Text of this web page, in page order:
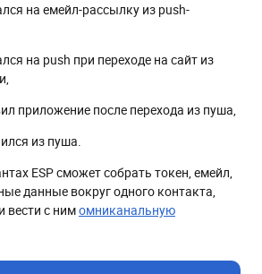
на емейл-рассылку из push-
на push при переходе на сайт из
приложение после перехода из пуша,
из пуша.
ESP сможет собрать токен, емейл,
данные вокруг одного контакта,
вести с нимомниканальную